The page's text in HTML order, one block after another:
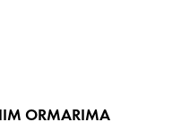
ORMARIMA